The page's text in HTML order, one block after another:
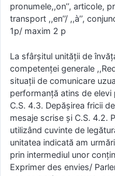
pronumele,,on’’, articole,
transport ,,en’’/ ,,à’’,
1p/ maxim 2 p
La sfârșitul unităţii de
competenţei generale
situații de comunicare
performanţă atins de
C.S. 4.3. Depășirea fricii
mesaje scrise şi C.S. 4.2.
utilizând cuvinte de
unitatea indicată am
prin intermediul unor
Exprimer des envies/